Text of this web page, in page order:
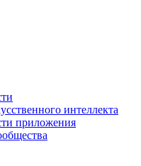
интеллекта
приложения